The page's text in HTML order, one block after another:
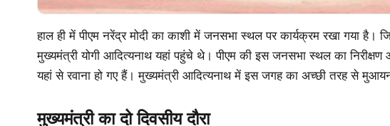
हाल ही में पीएम नरेंद्र मोदी का काशी में जनसभा स्थल पर कार्यक्रम रखा गया
मुख्यमंत्री योगी आदित्यनाथ यहां पहुंचे थे। पीएम की इस जनसभा स्थल का
यहां से रवाना हो गए हैं। मुख्यमंत्री आदित्यनाथ में इस जगह का अच्छी तरह से
मुख्यमंत्री का दो दिवसीय दौरा